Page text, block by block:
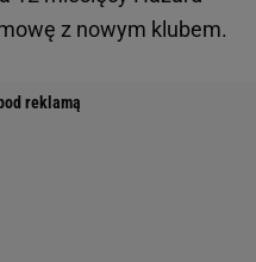
z nowym klubem.